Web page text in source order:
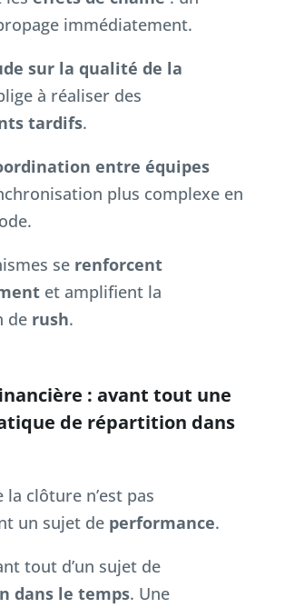
immédiatement.
sur la qualité de la
à réaliser des
tardifs.
entre équipes
plus complexe en
se renforcent
et amplifient la
de rush.
: avant tout une
de répartition dans
la clôture n’est pas
un sujet de performance.
tout d’un sujet de
dans le temps. Une